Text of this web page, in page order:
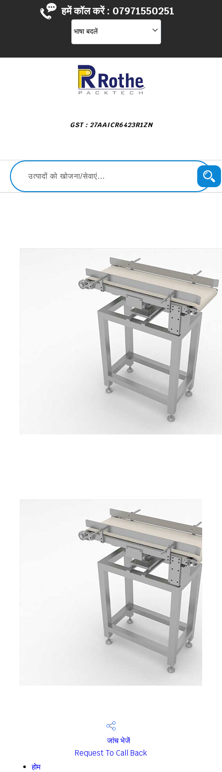
हमें कॉल करें : 07971550251
भाषा बदलें
GST : 27AAICR6423R1ZN
जांच भेजें
Request To Call Back
होम